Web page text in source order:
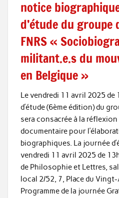
notice
d’étude du groupe
FNRS «
militant.e.s du
en Belgique »
Le vendredi 11 avril 2025 de
d’étude (6ème édition) du
sera consacrée à la
documentaire pour
biographiques. La journée
vendredi 11 avril 2025 de
de Philosophie et Lettres,
local 2/52, 7, Place du
Programme de la journée